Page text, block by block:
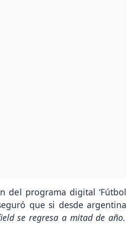
del programa digital ‘Fútbol
que si desde argentina
se regresa a mitad de año.